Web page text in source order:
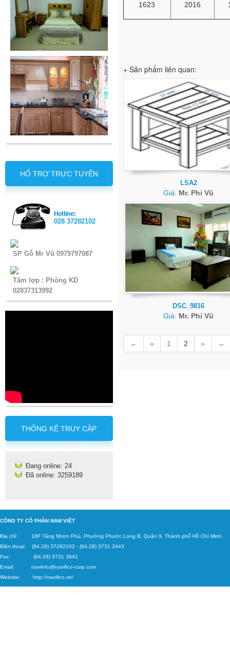
HỔ TRỢ TRỰC TUYẾN
028 37282102
SP Gỗ Mr Vũ 0979797087
Tấm lợp : Phòng KD
02837313992
THỐNG KÊ TRUY CẬP
Đang online: 24
Đã online: 3259189
1623 2016
+ Sản phẩm liên quan:
LSA2
Giá: Mr. Phi Vũ
DSC_9816
Giá: Mr. Phi Vũ
← « 1 2 » →
CÔNG TY CỔ PHẦN NAM VIỆT
Địa chỉ: 18F Tăng Nhơn Phú, Phường Phước Long B, Quận 9, Thành phố Hồ Chí Minh.
Điện thoại: (84.28) 37282102 - (84.28) 3731 3443
Fax: (84.28) 3731 3641
Email: naviinfo@navifico-corp.com
Website: http://navifico.vn/